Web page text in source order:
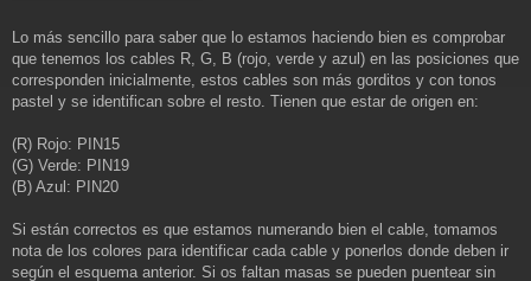
Lo más sencillo para saber que lo estamos haciendo bien es comprobar
que tenemos los cables R, G, B (rojo, verde y azul) en las posiciones que
corresponden inicialmente, estos cables son más gorditos y con tonos
pastel y se identifican sobre el resto. Tienen que estar de origen en:
(R) Rojo: PIN15
(G) Verde: PIN19
(B) Azul: PIN20
Si están correctos es que estamos numerando bien el cable, tomamos
nota de los colores para identificar cada cable y ponerlos donde deben ir
según el esquema anterior. Si os faltan masas se pueden puentear sin